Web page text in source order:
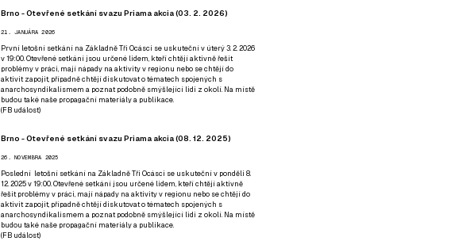
Brno - Otevřené setkání svazu Priama akcia (03. 2. 2026)
21. JANUÁRA 2026
První letošní setkání na Základně Tři Ocásci se uskuteční v úterý 3. 2. 2026
v 19:00. Otevřené setkání jsou určené lidem, kteří chtějí aktivně řešit
problémy v práci, mají nápady na aktivity v regionu nebo se chtějí do
aktivit zapojit, případně chtějí diskutovat o tématech spojených s
anarchosyndikalismem a poznat podobně smýšlející lidi z okolí. Na místě
budou také naše propagační materiály a publikace.
(FB událost)
Brno - Otevřené setkání svazu Priama akcia (08. 12. 2025)
26. NOVEMBRA 2025
Poslední letošní setkání na Základně Tři Ocásci se uskuteční v ponděli 8.
12. 2025 v 19:00. Otevřené setkání jsou určené lidem, kteří chtějí aktivně
řešit problémy v práci, mají nápady na aktivity v regionu nebo se chtějí do
aktivit zapojit, případně chtějí diskutovat o tématech spojených s
anarchosyndikalismem a poznat podobně smýšlející lidi z okolí. Na místě
budou také naše propagační materiály a publikace.
(FB událost)